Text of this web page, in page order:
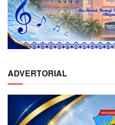
ADVERTORIAL